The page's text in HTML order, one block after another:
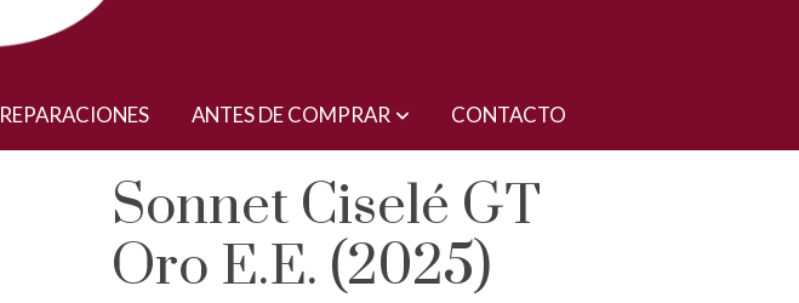
REPARACIONES ANTES DE COMPRAR CONTACTO
Sonnet Ciselé GT
Oro E.E. (2025)